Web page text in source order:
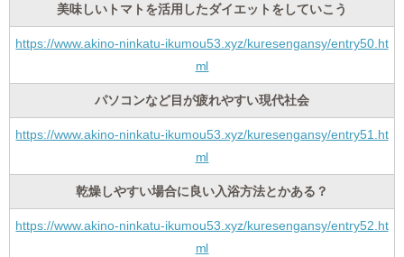
美味しいトマトを活用したダイエットをしていこう
https://www.akino-ninkatu-ikumou53.xyz/kuresengansy/entry50.ht
ml
パソコンなど目が疲れやすい現代社会
https://www.akino-ninkatu-ikumou53.xyz/kuresengansy/entry51.ht
ml
乾燥しやすい場合に良い入浴方法とかある？
https://www.akino-ninkatu-ikumou53.xyz/kuresengansy/entry52.ht
ml